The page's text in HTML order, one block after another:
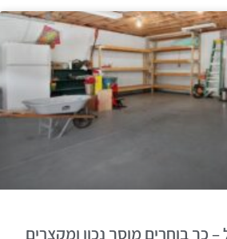
כך בוחרים מוסך נכון ומקצרים